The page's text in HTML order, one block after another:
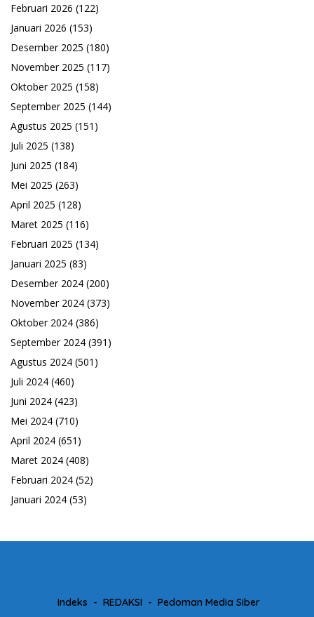
Februari 2026 (122)
Januari 2026 (153)
Desember 2025 (180)
November 2025 (117)
Oktober 2025 (158)
September 2025 (144)
Agustus 2025 (151)
Juli 2025 (138)
Juni 2025 (184)
Mei 2025 (263)
April 2025 (128)
Maret 2025 (116)
Februari 2025 (134)
Januari 2025 (83)
Desember 2024 (200)
November 2024 (373)
Oktober 2024 (386)
September 2024 (391)
Agustus 2024 (501)
Juli 2024 (460)
Juni 2024 (423)
Mei 2024 (710)
April 2024 (651)
Maret 2024 (408)
Februari 2024 (52)
Januari 2024 (53)
Indeks REDAKSI
Pedoman Media Siber